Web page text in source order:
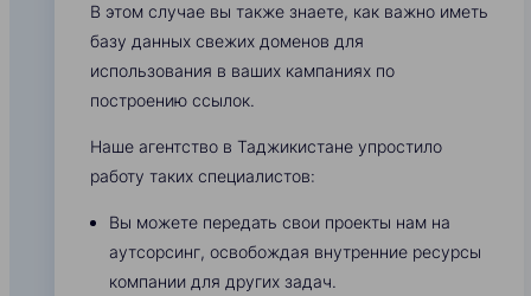
В этом случае вы также знаете, как важно иметь
базу данных свежих доменов для
использования в ваших кампаниях по
построению ссылок.
Наше агентство в Таджикистане упростило
работу таких специалистов:
Вы можете передать свои проекты нам на
аутсорсинг, освобождая внутренние ресурсы
компании для других задач.